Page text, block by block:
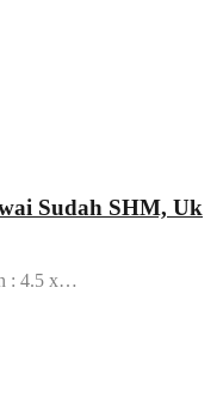
Sudah SHM, Uk
: 4.5 x…